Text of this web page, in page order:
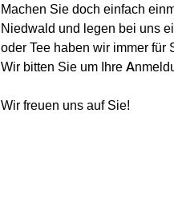
Machen Sie doch einfach
Niedwald und legen bei uns
oder Tee haben wir immer für
Wir bitten Sie um Ihre
Wir freuen uns auf Sie!